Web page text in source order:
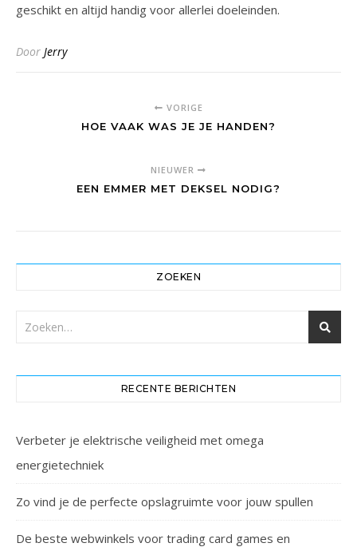
geschikt en altijd handig voor allerlei doeleinden.
Door Jerry
VORIGE
HOE VAAK WAS JE JE HANDEN?
NIEUWER
EEN EMMER MET DEKSEL NODIG?
ZOEKEN
RECENTE BERICHTEN
Verbeter je elektrische veiligheid met omega
energietechniek
Zo vind je de perfecte opslagruimte voor jouw spullen
De beste webwinkels voor trading card games en